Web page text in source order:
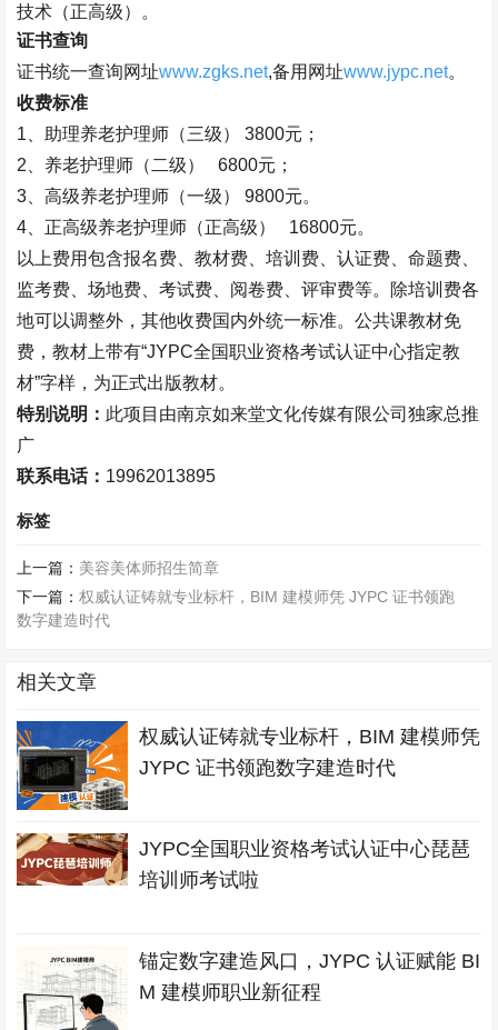
技术（正高级）。
证书查询
证书统一查询网址www.zgks.net,备用网址www.jypc.net。
收费标准
1 、助理养老护理师（三级） 3800元；
2 、养老护理师（二级） 6800元；
3 、高级养老护理师（一级） 9800元。
4、 正高级养老护理师（正高级） 16800元。
以上费用包含报名费、教材费、培训费、认证费、命题费、
监考费、场地费、考试费、阅卷费、评审费等。除培训费各
地可以调整外，其他收费国内外统一标准。公共课教材免
费，教材上带有“JYPC全国职业资格考试认证中心指定教
材”字样，为正式出版教材。
特别说明： 此项目由南京如来堂文化传媒有限公司独家总推
广
联系电话： 19962013895
标签
上一篇： 美容美体师招生简章
下一篇：权威认证铸就专业标杆，BIM 建模师凭 JYPC 证书领跑
数字建造时代
相关文章
权威认证铸就专业标杆，BIM 建模师凭
JYPC 证书领跑数字建造时代
JYPC全国职业资格考试认证中心琵琶
培训师考试啦
锚定数字建造风口，JYPC 认证赋能 BI
M 建模师职业新征程